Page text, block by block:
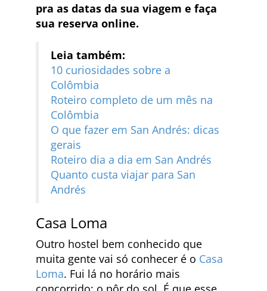
pra as datas da sua viagem e faça
sua reserva online.
Leia também:
10 curiosidades sobre a
Colômbia
Roteiro completo de um mês na
Colômbia
O que fazer em San Andrés: dicas
gerais
Roteiro dia a dia em San Andrés
Quanto custa viajar para San
Andrés
Casa Loma
Outro hostel bem conhecido que
muita gente vai só conhecer é o Casa
Loma. Fui lá no horário mais